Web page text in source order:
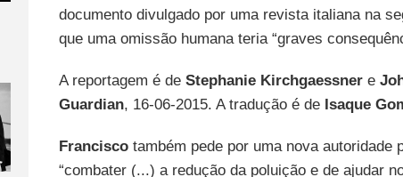
documento divulgado por uma revista italiana na
que uma omissão humana teria “graves
A reportagem é de Stephanie Kirchgaessnere
Guardian, 16-06-2015. A tradução é de Isaque
Franciscotambém pede por uma nova autoridade
“combater (...) a redução da poluição e de ajudar